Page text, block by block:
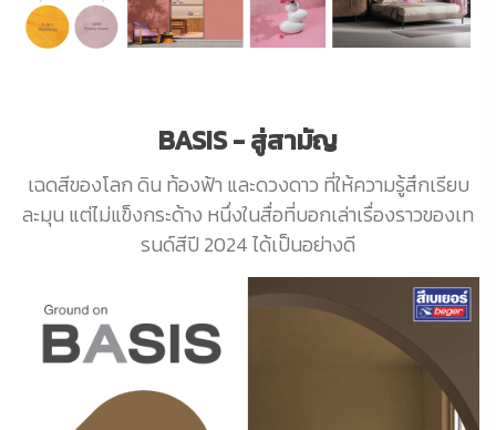
BASIS - สู่สามัญ
เฉดสีของโลก ดิน ท้องฟ้า และดวงดาว ที่ให้ความรู้สึกเรียบ
ละมุน แต่ไม่แข็งกระด้าง หนึ่งในสื่อที่บอกเล่าเรื่องราวของเท
รนด์สีปี 2024 ได้เป็นอย่างดี